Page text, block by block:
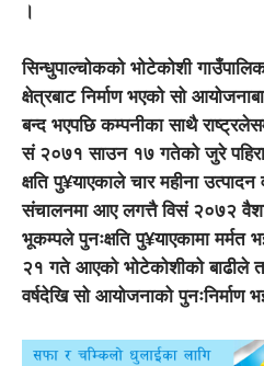
।
सिन्धुपाल्चोकको भोटेकोशी
क्षेत्रबाट निर्माण भएको सो
बन्द भएपछि कम्पनीका साथै
सं २०७१ साउन १७ गतेको जुरे
क्षति पु¥याएकाले चार महीना
संचालनमा आए लगत्तै विसं २०७२
भूकम्पले पुनःक्षति पु¥याएकामा मर्मत
२१ गते आएको भोटेकोशीको बाढीले
वर्षदेखि सो आयोजनाको पुनःनिर्माण